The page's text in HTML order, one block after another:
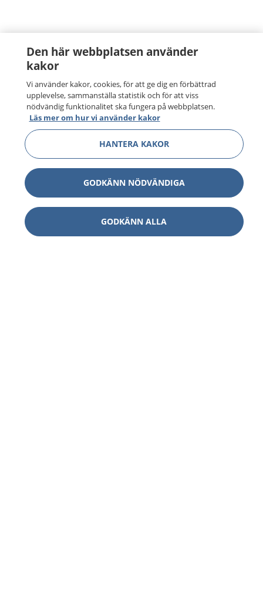
Den här webbplatsen använder
kakor
Vi använder kakor, cookies, för att ge dig en förbättrad
upplevelse, sammanställa statistik och för att viss
nödvändig funktionalitet ska fungera på webbplatsen.
Läs mer om hur vi använder kakor
HANTERA KAKOR
GODKÄNN NÖDVÄNDIGA
GODKÄNN ALLA